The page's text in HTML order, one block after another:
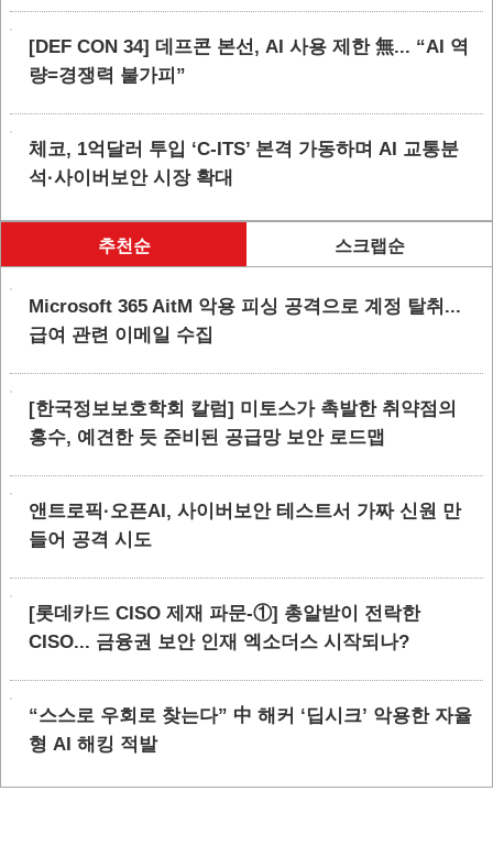
[DEF CON 34] 데프콘 본선, AI 사용 제한 無... “AI 역
량=경쟁력 불가피”
체코, 1억달러 투입 ‘C-ITS’ 본격 가동하며 AI 교통분
석·사이버보안 시장 확대
추천순 스크랩순
Microsoft 365 AitM 악용 피싱 공격으로 계정 탈취...
급여 관련 이메일 수집
[한국정보보호학회 칼럼] 미토스가 촉발한 취약점의
홍수, 예견한 듯 준비된 공급망 보안 로드맵
앤트로픽·오픈AI, 사이버보안 테스트서 가짜 신원 만
들어 공격 시도
[롯데카드 CISO 제재 파문-①] 총알받이 전락한
CISO... 금융권 보안 인재 엑소더스 시작되나?
“스스로 우회로 찾는다” 中 해커 ‘딥시크’ 악용한 자율
형 AI 해킹 적발